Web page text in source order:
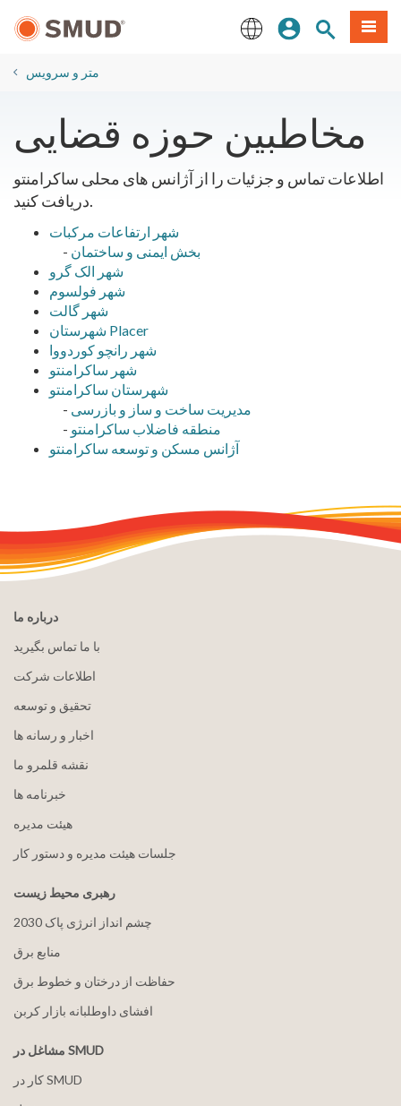
اصلی
ورودسایتمنو
متر و سرویس
مخاطبین حوزه قضایی
اطلاعات تماس و جزئیات را از آژانس های محلی ساکرامنتو
دریافت کنید.
شهر ارتفاعات مرکبات
- بخش ایمنی و ساختمان
شهر الک گرو
شهر فولسوم
شهر گالت
شهرستان Placer
شهر رانچو کوردووا
شهر ساکرامنتو
شهرستان ساکرامنتو
- مدیریت ساخت و ساز و بازرسی
- منطقه فاضلاب ساکرامنتو
آژانس مسکن و توسعه ساکرامنتو
درباره ما
با ما تماس بگیرید
اطلاعات شرکت
تحقیق و توسعه
اخبار و رسانه ها
نقشه قلمرو ما
خبرنامه ها
هيئت مدیره
جلسات هیئت مدیره و دستور کار
رهبری محیط زیست
2030 چشم انداز انرژی پاک
منابع برق
حفاظت از درختان و خطوط برق
افشای داوطلبانه بازار کربن
مشاغل در SMUD
کار در SMUD